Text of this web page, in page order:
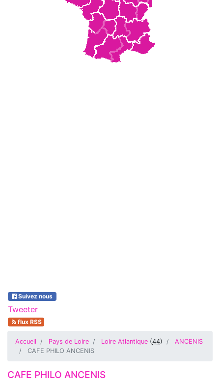
Suivez nous
Tweeter
flux RSS
Accueil Pays de Loire Loire Atlantique (44)
ANCENIS
CAFE PHILO ANCENIS
CAFE PHILO ANCENIS